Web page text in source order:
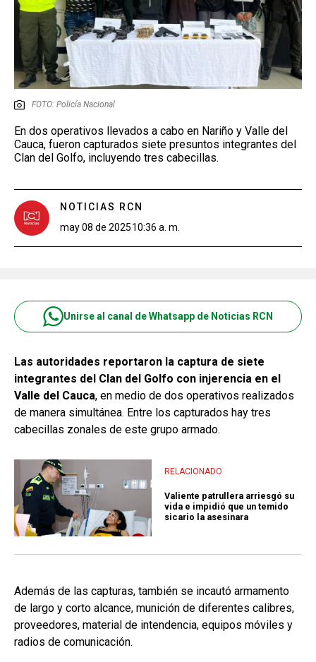
FOTO: Policía Nacional
En dos operativos llevados a cabo en Nariño y Valle del
Cauca, fueron capturados siete presuntos integrantes del
Clan del Golfo, incluyendo tres cabecillas.
NOTICIAS RCN
may 08 de 202510:36 a. m.
Unirse al canal de Whatsapp de Noticias RCN
Las autoridades reportaron la captura de siete
integrantes del Clan del Golfo con injerencia en el
Valle del Cauca, en medio de dos operativos realizados
de manera simultánea. Entre los capturados hay tres
cabecillas zonales de este grupo armado.
RELACIONADO
Valiente patrullera arriesgó su
vida e impidió que un temido
sicario la asesinara
Además de las capturas, también se incautó armamento
de largo y corto alcance, munición de diferentes calibres,
proveedores, material de intendencia, equipos móviles y
radios de comunicación.